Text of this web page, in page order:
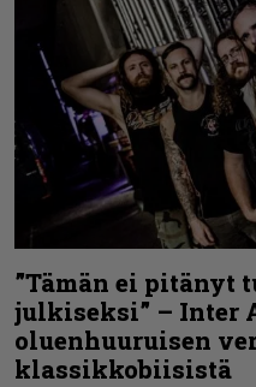
”Tämän ei pitänyt
julkiseksi” – Inter
oluenhuuruisen
klassikkobiisistä